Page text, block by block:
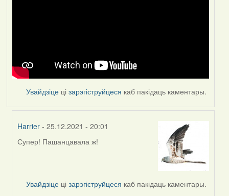
Увайдзіце цізарэгіструйцеся каб пакідаць каментары.
Harrier - 25.12.2021 - 20:01
In
Feather
Супер! Пашанцавала ж!
Увайдзіце цізарэгіструйцеся каб пакідаць каментары.